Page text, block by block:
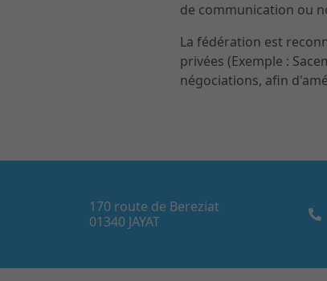
de communication ou
La fédération est
privées (Exemple :
négociations, afin
170 route de Bereziat
01340 JAYAT